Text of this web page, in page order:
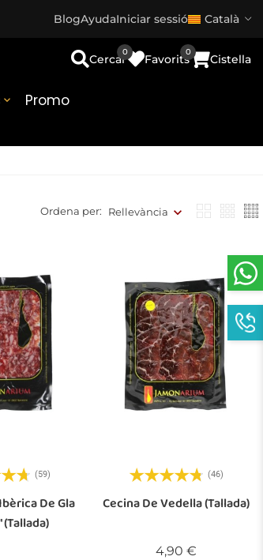
BlogAyudaIniciar sessió Català
 Promo
Cercar Favorits
0
Cistella
0
Ordena per: Rellevància
(59)
De Gla
(tallada)
(46)
Cecina De Vedella (tallada)
4,90 €Preu